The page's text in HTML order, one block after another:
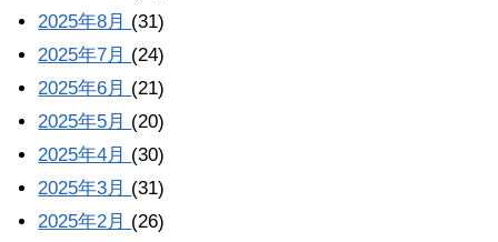
2025年8月 (31)
2025年7月 (24)
2025年6月 (21)
2025年5月 (20)
2025年4月 (30)
2025年3月 (31)
2025年2月 (26)